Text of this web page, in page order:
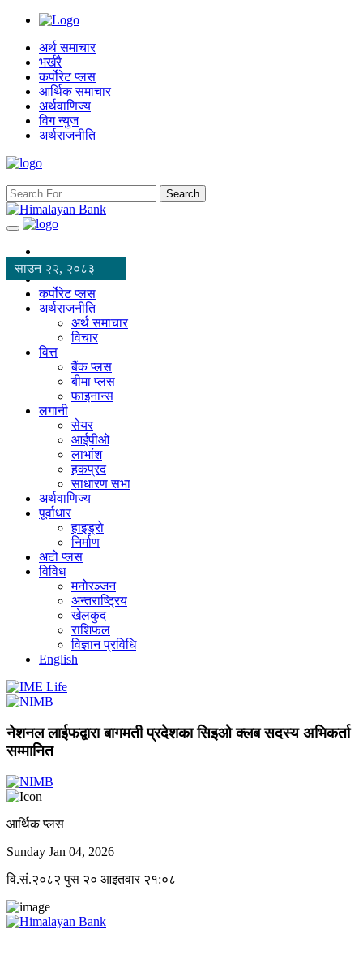
अर्थ समाचार
भर्खरै
कर्पोरेट प्लस
आर्थिक समाचार
अर्थवाणिज्य
विग न्युज
अर्थराजनीति
Search
साउन २२, २०८३
कर्पोरेट प्लस
अर्थराजनीति
अर्थ समाचार
विचार
वित्त
बैंक प्लस
बीमा प्लस
फाइनान्स
लगानी
सेयर
आईपीओ
लाभांश
हकप्रद
साधारण सभा
अर्थवाणिज्य
पूर्वाधार
हाइड्राे
निर्माण
अटो प्लस
विविध
मनोरञ्जन
अन्तराष्ट्रिय
खेलकुद
राशिफल
विज्ञान प्रविधि
English
नेशनल लाईफद्वारा बागमती प्रदेशका सिइओ क्लब सदस्य अभिकर्ता
सम्मानित
आर्थिक प्लस
Sunday Jan 04, 2026
वि.सं.२०८२ पुस २० आइतवार २१:०८